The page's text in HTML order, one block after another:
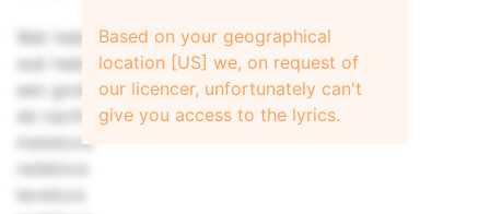
Wat hebben we gelachen
wat hebben we geleefd
een godsgeschenk
de nachten die ik met jou heb beleefd
mateloos
redeloos
laveloos
Based on your geographical
location [US] we, on request of
our licencer, unfortunately can't
give you access to the lyrics.